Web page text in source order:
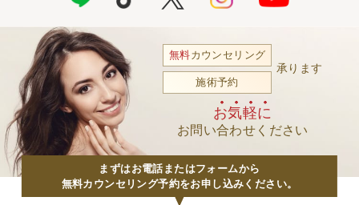
無料カウンセリング
施術予約
承ります
お気軽に
お問い合わせください
まずはお電話またはフォームから
無料カウンセリング予約をお申し込みください。